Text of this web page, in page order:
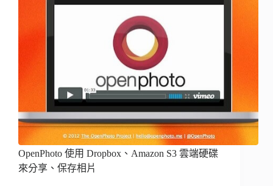
OpenPhoto 使用 Dropbox、Amazon S3 雲端硬碟
來分享、保存相片